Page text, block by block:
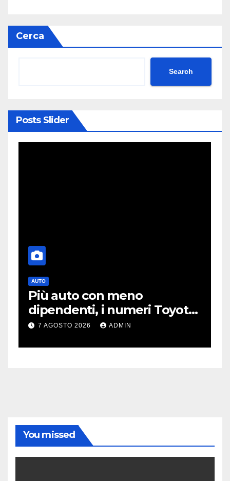
Cerca
Search
Posts Slider
AUTO
Più auto con meno
dipendenti, i numeri Toyota
che “scuotono” Volkswagen
7 AGOSTO 2026 ADMIN
You missed